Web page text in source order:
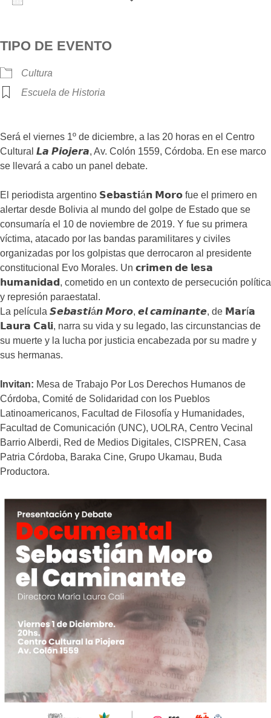
TIPO DE EVENTO
Cultura
Escuela de Historia
Será el viernes 1º de diciembre, a las 20 horas en el Centro
Cultural 𝙇𝙖 𝙋𝙞𝙤𝙟𝙚𝙧𝙖, Av. Colón 1559, Córdoba. En ese marco
se llevará a cabo un panel debate.
El periodista argentino 𝗦𝗲𝗯𝗮𝘀𝘁𝗶á𝗻 𝗠𝗼𝗿𝗼 fue el primero en
alertar desde Bolivia al mundo del golpe de Estado que se
consumaría el 10 de noviembre de 2019. Y fue su primera
víctima, atacado por las bandas paramilitares y civiles
organizadas por los golpistas que derrocaron al presidente
constitucional Evo Morales. Un 𝗰𝗿𝗶𝗺𝗲𝗻 𝗱𝗲 𝗹𝗲𝘀𝗮
𝗵𝘂𝗺𝗮𝗻𝗶𝗱𝗮𝗱, cometido en un contexto de persecución política
y represión paraestatal.
La película 𝙎𝙚𝙗𝙖𝙨𝙩𝙞á𝙣 𝙈𝙤𝙧𝙤, 𝙚𝙡 𝙘𝙖𝙢𝙞𝙣𝙖𝙣𝙩𝙚, de 𝗠𝗮𝗿í𝗮
𝗟𝗮𝘂𝗿𝗮 𝗖𝗮𝗹𝗶, narra su vida y su legado, las circunstancias de
su muerte y la lucha por justicia encabezada por su madre y
sus hermanas.
Invitan: Mesa de Trabajo Por Los Derechos Humanos de
Córdoba, Comité de Solidaridad con los Pueblos
Latinoamericanos, Facultad de Filosofía y Humanidades,
Facultad de Comunicación (UNC), UOLRA, Centro Vecinal
Barrio Alberdi, Red de Medios Digitales, CISPREN, Casa
Patria Córdoba, Baraka Cine, Grupo Ukamau, Buda
Productora.